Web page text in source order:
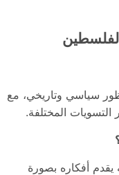
لفلسطين
سياسي وتاريخي، مع
المختلفة.
يقدم أفكاره بصورة